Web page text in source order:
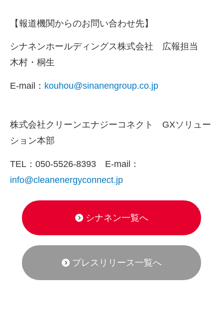
【報道機関からのお問い合わせ先】
シナネンホールディングス株式会社 広報担当
木村・桐生
E-mail： kouhou@sinanengroup.co.jp
株式会社クリーンエナジーコネクト GXソリュー
ション本部
TEL： 050-5526-8393 E-mail ：
info@cleanenergyconnect.jp
プレスリリース一覧へ
シナネン一覧へ